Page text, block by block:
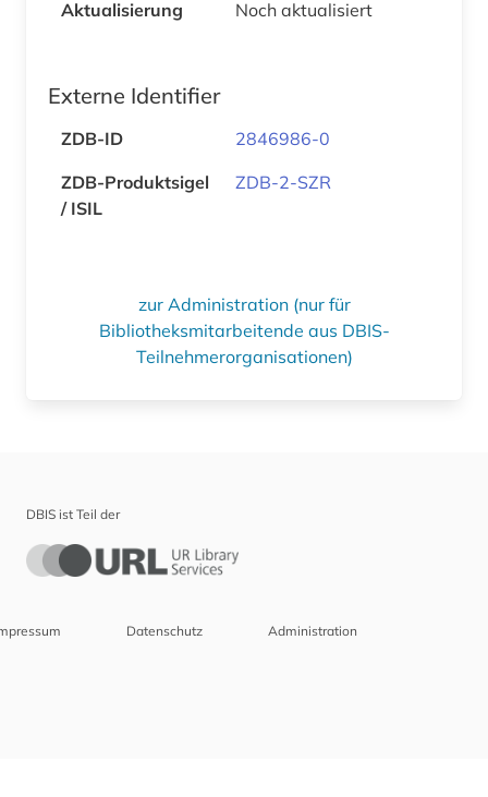
Aktualisierung
Noch aktualisiert
Externe Identifier
ZDB-ID
2846986-0
ZDB-Produktsigel
/ ISIL
ZDB-2-SZR
zur Administration (nur für
Bibliotheksmitarbeitende aus DBIS-
Teilnehmerorganisationen)
DBIS ist Teil der
Datenschutz Administration